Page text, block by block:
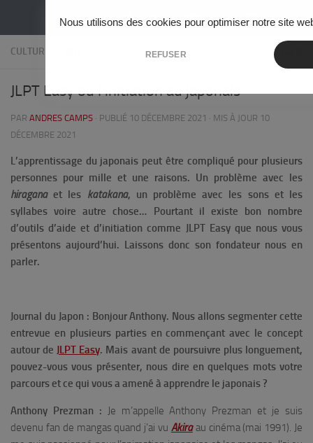
Nous utilisons des cookies pour optimiser notre site
REFUSER
Skip to content
CULTURE ET ART
JLPT Easy ou l’initiation au japonais
PAR ANDRES CAMPS · PUBLIÉ 10 DÉCEMBRE 2021 · MIS À JOUR 10
DÉCEMBRE 2021
L’apprentissage du japonais peut être compliqué pour plusieurs
personnes pour mille et une raisons. Un problème avec les
hiraganaet les katakana, un problème avec les sons et les
syllabes voire autre chose… Pourtant il existe bon nombre
d’outils d’aide et d’initiation comme JLPT Easy que nous vous
présentons aujourd’hui. Laissons donc son fondateur nous en
parler.
Journal du Japon : Bonjour Anthony. Nous allons segmenter cette
entrevue en plusieurs parties en commençant avec le concept
autour de JLPT Easy. Mais avant de poursuivre plus longuement,
pouvez-vous vous présenter, nous dire en quelques mots votre
parcours et ce qui vous a amené à apprendre le japonais ?
Anthony Prezman : Je m’appelle Anthony Prezman et je suis
devenu fan de mangas quand j’ai vu Akiraau cinéma (mai 1991). Je